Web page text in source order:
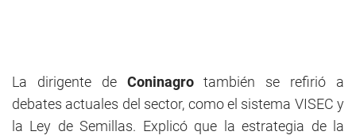
La dirigente de Coninagrotambién se refirió a
debates actuales del sector, como el sistema VISEC y
la Ley de Semillas. Explicó que la estrategia de la